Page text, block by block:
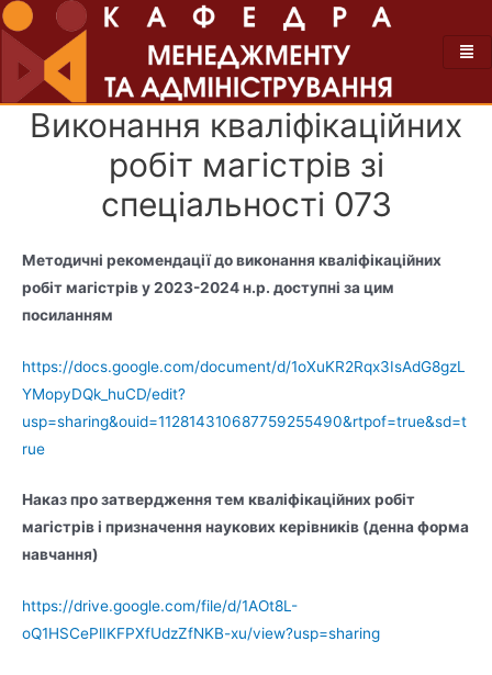
Виконання кваліфікаційних
робіт магістрів зі
спеціальності 073
Методичні рекомендації до виконання кваліфікаційних
робіт магістрів у 2023-2024 н.р. доступні за цим
посиланням
https://docs.google.com/document/d/1oXuKR2Rqx3IsAdG8gzL
YMopyDQk_huCD/edit?
usp=sharing&ouid=112814310687759255490&rtpof=true&sd=t
rue
Наказ про затвердження тем кваліфікаційних робіт
магістрів і призначення наукових керівників (денна форма
навчання)
https://drive.google.com/file/d/1AOt8L-
oQ1HSCePlIKFPXfUdzZfNKB-xu/view?usp=sharing